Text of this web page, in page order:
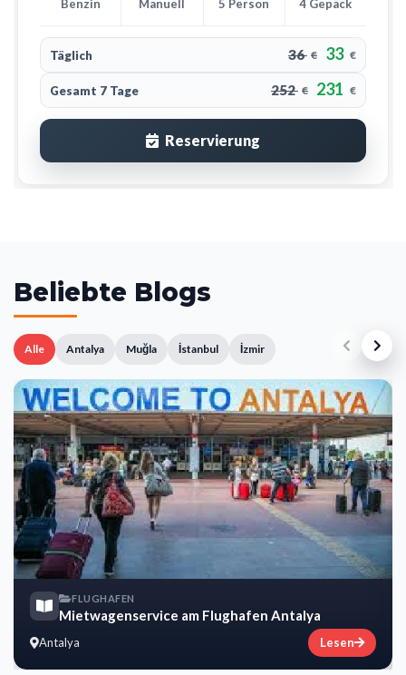
Benzin Manuell 5 Person 4 Gepäck
Täglich 36 € 33 €
Gesamt 7 Tage 252 € 231 €
Reservierung
Beliebte Blogs
Alle Antalya Muğla İstanbul İzmir
FLUGHAFEN
Mietwagenservice am Flughafen Antalya
Antalya Lesen